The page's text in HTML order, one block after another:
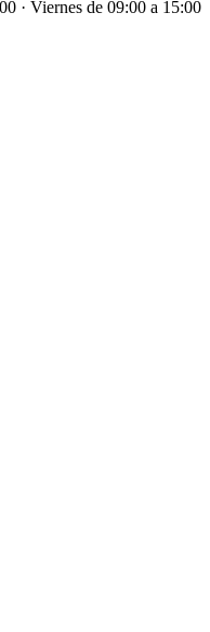
· Viernes de 09:00 a 15:00